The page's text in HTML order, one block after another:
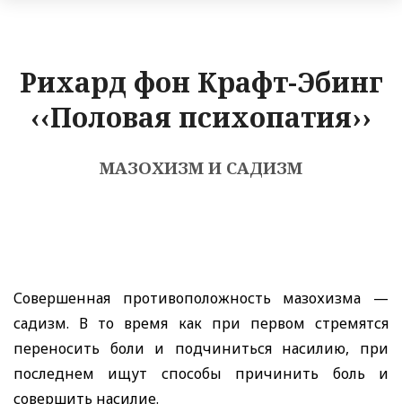
Рихард фон Крафт-Эбинг
‹‹Половая психопатия››
МАЗОХИЗМ И САДИЗМ
Совершенная противоположность мазохизма —
садизм. В то время как при первом стремятся
переносить боли и подчиниться насилию, при
последнем ищут способы причинить боль и
совершить насилие.